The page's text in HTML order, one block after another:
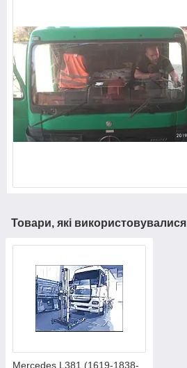
Товари, які використовувалися
Mercedes L381 (1619-1838-